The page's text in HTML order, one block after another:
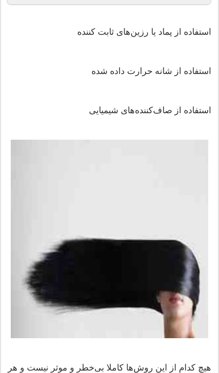
استفاده از پماد یا رزین‌های ثابت کننده
استفاده از شانه حرارت داده شده
استفاده از صاف‌کننده‌های شیمیایی
هیچ کدام از این روش‌ها کاملا بی‌خطر و موثر نیست و هر